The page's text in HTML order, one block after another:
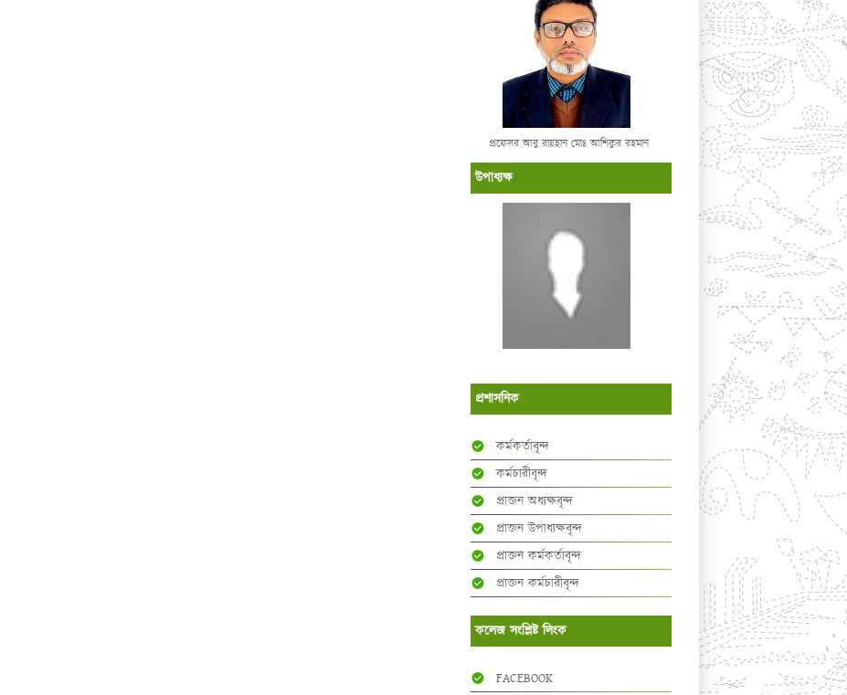
প্রফেসর আবু রায়হান মোঃ আশিকুর রহমান
উপাধ্যক্ষ
প্রশাসনিক
কর্মকর্তাবৃন্দ
কর্মচারীবৃন্দ
প্রাক্তন অধ্যক্ষবৃন্দ
প্রাক্তন উপাধ্যক্ষবৃন্দ
প্রাক্তন কর্মকর্তাবৃন্দ
প্রাক্তন কর্মচারীবৃন্দ
কলেজ সংশ্লিষ্ট লিংক
FACEBOOK